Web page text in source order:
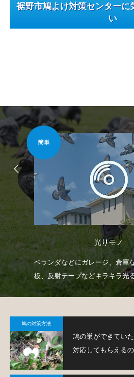
裾野市鳩よけ対策センターに
い
簡単
光りモノ
ベランダなどにガレージ、倉庫
板、反射テープなどキラキラ光
て、鳩を寄り付きにくくすると
鳩の対策方法
鳩の巣ができてい
対応してもらえるの